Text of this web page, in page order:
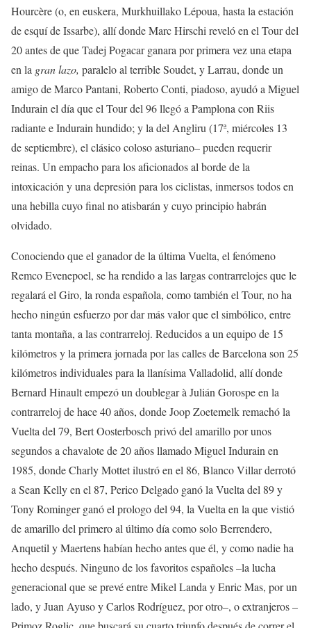
Hourcère (o, en euskera, Murkhuillako Lépoua, hasta la estación
de esquí de Issarbe), allí donde Marc Hirschi reveló en el Tour del
20 antes de que Tadej Pogacar ganara por primera vez una etapa
en la gran lazo, paralelo al terrible Soudet, y Larrau, donde un
amigo de Marco Pantani, Roberto Conti, piadoso, ayudó a Miguel
Indurain el día que el Tour del 96 llegó a Pamplona con Riis
radiante e Indurain hundido; y la del Angliru (17ª, miércoles 13
de septiembre), el clásico coloso asturiano– pueden requerir
reinas. Un empacho para los aficionados al borde de la
intoxicación y una depresión para los ciclistas, inmersos todos en
una hebilla cuyo final no atisbarán y cuyo principio habrán
olvidado.
Conociendo que el ganador de la última Vuelta, el fenómeno
Remco Evenepoel, se ha rendido a las largas contrarrelojes que le
regalará el Giro, la ronda española, como también el Tour, no ha
hecho ningún esfuerzo por dar más valor que el simbólico, entre
tanta montaña, a las contrarreloj. Reducidos a un equipo de 15
kilómetros y la primera jornada por las calles de Barcelona son 25
kilómetros individuales para la llanísima Valladolid, allí donde
Bernard Hinault empezó un doublegar à Julián Gorospe en la
contrarreloj de hace 40 años, donde Joop Zoetemelk remachó la
Vuelta del 79, Bert Oosterbosch privó del amarillo por unos
segundos a chavalote de 20 años llamado Miguel Indurain en
1985, donde Charly Mottet ilustró en el 86, Blanco Villar derrotó
a Sean Kelly en el 87, Perico Delgado ganó la Vuelta del 89 y
Tony Rominger ganó el prologo del 94, la Vuelta en la que vistió
de amarillo del primero al último día como solo Berrendero,
Anquetil y Maertens habían hecho antes que él, y como nadie ha
hecho después. Ninguno de los favoritos españoles –la lucha
generacional que se prevé entre Mikel Landa y Enric Mas, por un
lado, y Juan Ayuso y Carlos Rodríguez, por otro–, o extranjeros –